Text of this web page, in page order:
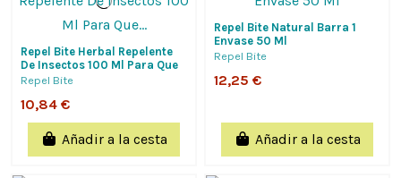
Repel Bite Herbal Repelente
De Insectos 100 Ml Para Que
No Te Piquen A Partir De 3
Repel Bite
10,84 €
Añadir a la cesta
Repel Bite Natural Barra 1
Envase 50 Ml
Repel Bite
12,25 €
Añadir a la cesta